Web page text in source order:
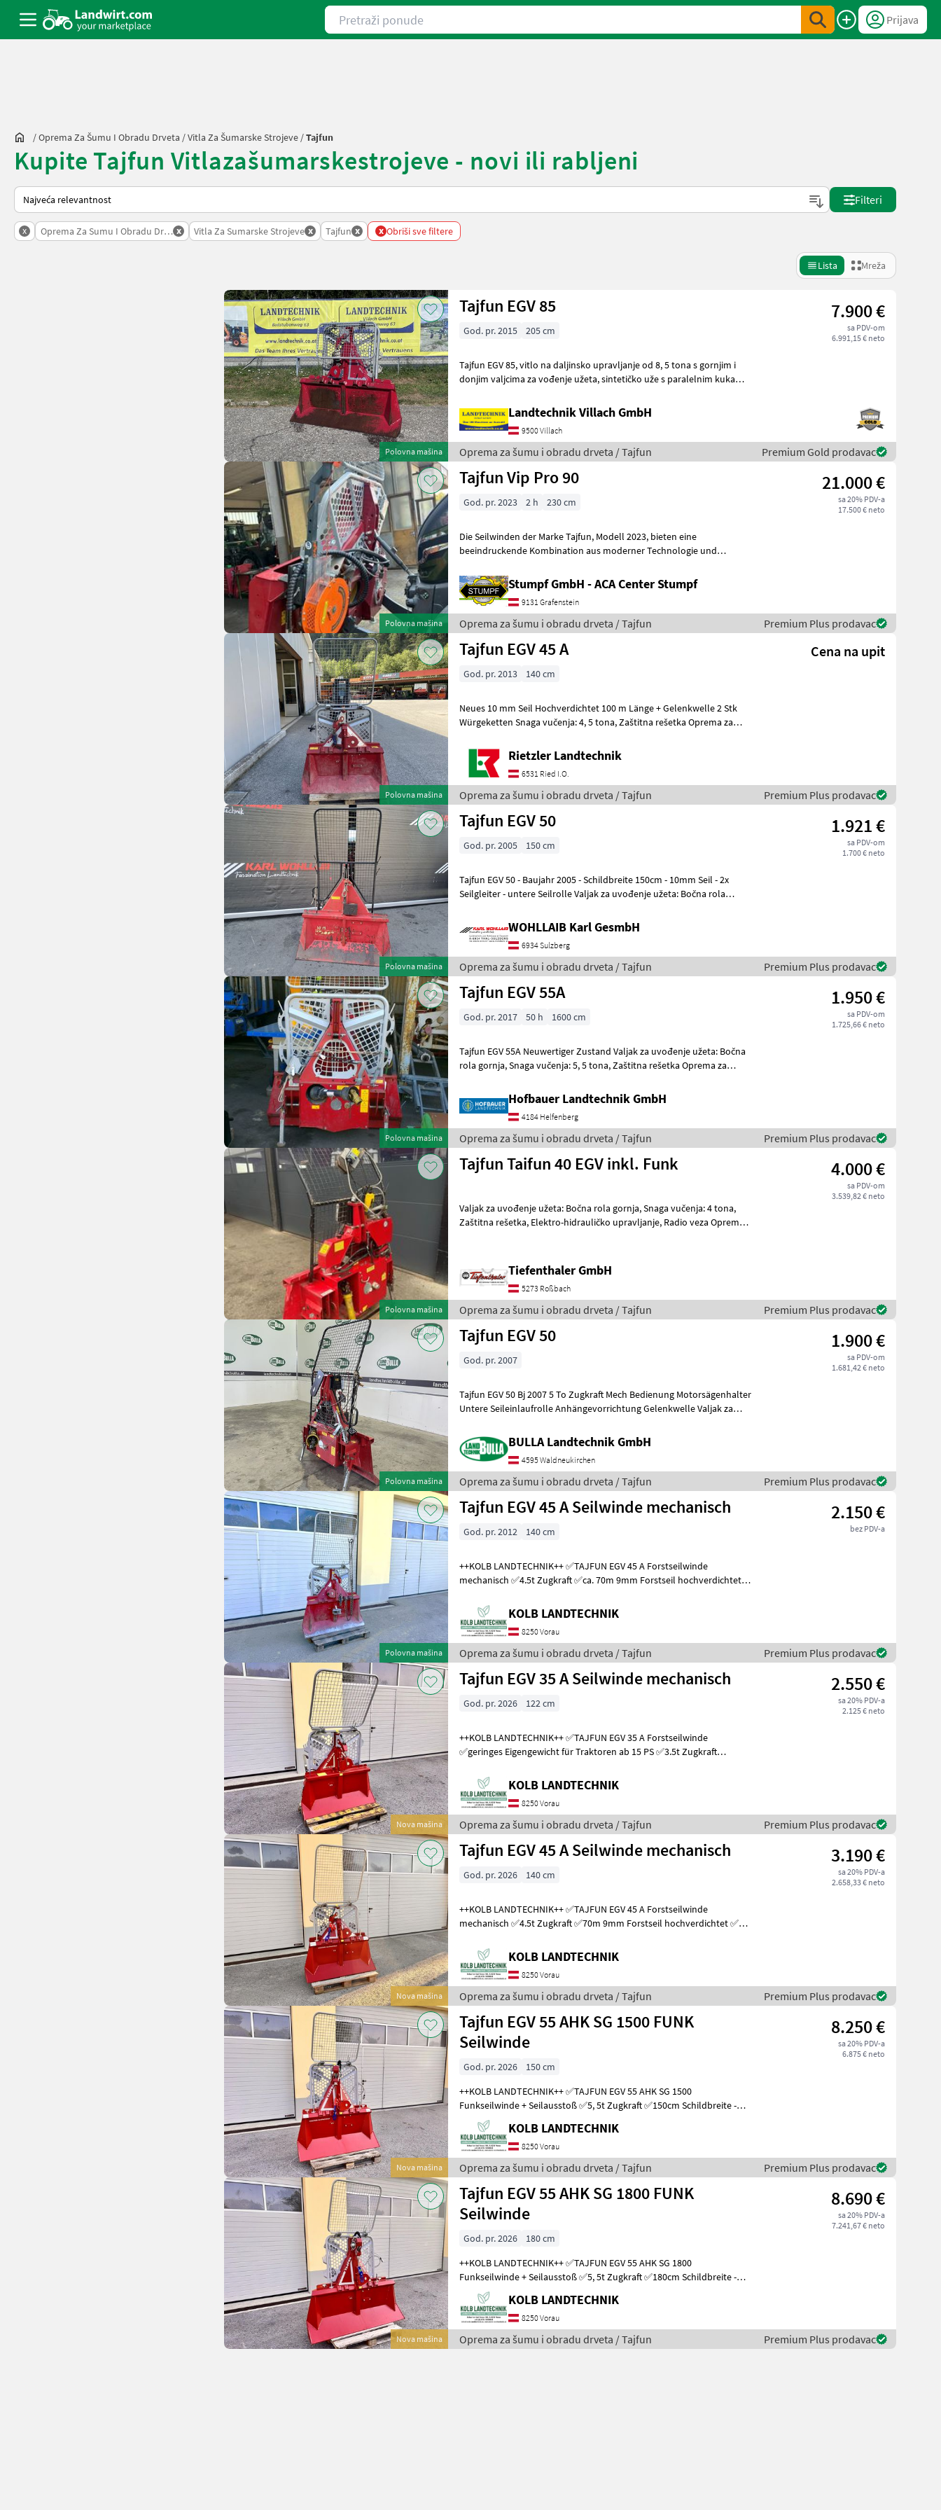
Pretraži ponude
Prijava
/Oprema Za Šumu I Obradu Drveta /Vitla Za Šumarske Strojeve /Tajfun
Kupite Tajfun Vitlazašumarskestrojeve - novi ili rabljeni
Način na koji sortira Landwirt.com
Filteri
x Oprema Za Sumu I Obradu Drveta
x Vitla Za Sumarske Strojeve x Tajfun x x Obriši sve filtere
Lista Mreža
Polovna mašina
Tajfun EGV 85 7.900 €
sa PDV-om
6.991,15 € neto
God. pr. 2015 205 cm
Tajfun EGV 85, vitlo na daljinsko upravljanje od 8, 5 tona s gornjim i
donjim valjcima za vođenje užeta, sintetičko uže s paralelnim kukama,
Landtechnik Villach GmbH
9500 Villach
Oprema za šumu i obradu drveta / Tajfun Premium Gold prodavac
Polovna mašina
Tajfun Vip Pro 90 21.000 €
sa 20% PDV-a
17.500 € neto
God. pr. 2023 2 h 230 cm
Die Seilwinden der Marke Tajfun, Modell 2023, bieten eine
beeindruckende Kombination aus moderner Technologie und
Stumpf GmbH - ACA Center Stumpf
9131 Grafenstein
Oprema za šumu i obradu drveta / Tajfun Premium Plus prodavac
Polovna mašina
Tajfun EGV 45 A Cena na upit
God. pr. 2013 140 cm
Neues 10 mm Seil Hochverdichtet 100 m Länge + Gelenkwelle 2 Stk
Würgeketten Snaga vučenja: 4, 5 tona, Zaštitna rešetka Oprema za
Rietzler Landtechnik
6531 Ried I.O.
Oprema za šumu i obradu drveta / Tajfun Premium Plus prodavac
Polovna mašina
Tajfun EGV 50 1.921 €
sa PDV-om
1.700 € neto
God. pr. 2005 150 cm
Tajfun EGV 50 - Baujahr 2005 - Schildbreite 150cm - 10mm Seil - 2x
Seilgleiter - untere Seilrolle Valjak za uvođenje užeta: Bočna rola
WOHLLAIB Karl GesmbH
6934 Sulzberg
Oprema za šumu i obradu drveta / Tajfun Premium Plus prodavac
Polovna mašina
Tajfun EGV 55A 1.950 €
sa PDV-om
1.725,66 € neto
God. pr. 2017 50 h 1600 cm
Tajfun EGV 55A Neuwertiger Zustand Valjak za uvođenje užeta: Bočna
rola gornja, Snaga vučenja: 5, 5 tona, Zaštitna rešetka Oprema za
Hofbauer Landtechnik GmbH
4184 Helfenberg
Oprema za šumu i obradu drveta / Tajfun Premium Plus prodavac
Polovna mašina
Tajfun Taifun 40 EGV inkl. Funk 4.000 €
sa PDV-om
3.539,82 € neto
Valjak za uvođenje užeta: Bočna rola gornja, Snaga vučenja: 4 tona,
Zaštitna rešetka, Elektro-hidrauličko upravljanje, Radio veza Oprema
Tiefenthaler GmbH
5273 Roßbach
Oprema za šumu i obradu drveta / Tajfun Premium Plus prodavac
Polovna mašina
Tajfun EGV 50 1.900 €
sa PDV-om
1.681,42 € neto
God. pr. 2007
Tajfun EGV 50 Bj 2007 5 To Zugkraft Mech Bedienung Motorsägenhalter
Untere Seileinlaufrolle Anhängevorrichtung Gelenkwelle Valjak za
BULLA Landtechnik GmbH
4595 Waldneukirchen
Oprema za šumu i obradu drveta / Tajfun Premium Plus prodavac
Polovna mašina
Tajfun EGV 45 A Seilwinde mechanisch 2.150 €
bez PDV-a
God. pr. 2012 140 cm
++KOLB LANDTECHNIK++ ✅TAJFUN EGV 45 A Forstseilwinde
mechanisch ✅4.5t Zugkraft ✅ca. 70m 9mm Forstseil hochverdichtet
KOLB LANDTECHNIK
8250 Vorau
Oprema za šumu i obradu drveta / Tajfun Premium Plus prodavac
Nova mašina
Tajfun EGV 35 A Seilwinde mechanisch 2.550 €
sa 20% PDV-a
2.125 € neto
God. pr. 2026 122 cm
++KOLB LANDTECHNIK++ ✅TAJFUN EGV 35 A Forstseilwinde
✅geringes Eigengewicht für Traktoren ab 15 PS ✅3.5t Zugkraft
KOLB LANDTECHNIK
8250 Vorau
Oprema za šumu i obradu drveta / Tajfun Premium Plus prodavac
Nova mašina
Tajfun EGV 45 A Seilwinde mechanisch 3.190 €
sa 20% PDV-a
2.658,33 € neto
God. pr. 2026 140 cm
++KOLB LANDTECHNIK++ ✅TAJFUN EGV 45 A Forstseilwinde
mechanisch ✅4.5t Zugkraft ✅70m 9mm Forstseil hochverdichtet ✅2x
KOLB LANDTECHNIK
8250 Vorau
Oprema za šumu i obradu drveta / Tajfun Premium Plus prodavac
Nova mašina
Tajfun EGV 55 AHK SG 1500 FUNK
Seilwinde
8.250 €
sa 20% PDV-a
6.875 € neto
God. pr. 2026
150 cm
++KOLB LANDTECHNIK++ ✅TAJFUN EGV 55 AHK SG 1500
Funkseilwinde + Seilausstoß ✅5, 5t Zugkraft ✅150cm Schildbreite -
auch mit 180cm verfügbar ✅hydraulischer Sei
KOLB LANDTECHNIK
8250 Vorau
Oprema za šumu i obradu drveta / Tajfun Premium Plus prodavac
Nova mašina
Tajfun EGV 55 AHK SG 1800 FUNK
Seilwinde
8.690 €
sa 20% PDV-a
7.241,67 € neto
God. pr. 2026
180 cm
++KOLB LANDTECHNIK++ ✅TAJFUN EGV 55 AHK SG 1800
Funkseilwinde + Seilausstoß ✅5, 5t Zugkraft ✅180cm Schildbreite -
auch mit 150cm verfügbar ✅hydraulischer Sei
KOLB LANDTECHNIK
8250 Vorau
Oprema za šumu i obradu drveta / Tajfun Premium Plus prodavac